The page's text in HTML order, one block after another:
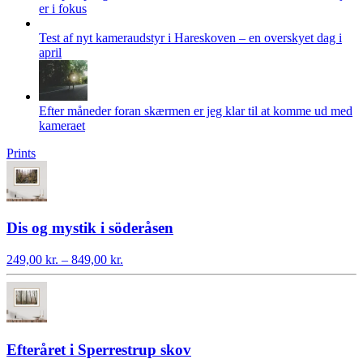
er i fokus
Test af nyt kameraudstyr i Hareskoven – en overskyet dag i
april
Efter måneder foran skærmen er jeg klar til at komme ud med
kameraet
Prints
Dis og mystik i söderåsen
249,00 kr. – 849,00 kr.
249,00 kr.
Efteråret i Sperrestrup skov